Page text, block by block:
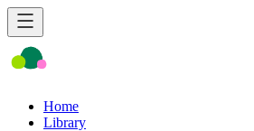
Home
Library